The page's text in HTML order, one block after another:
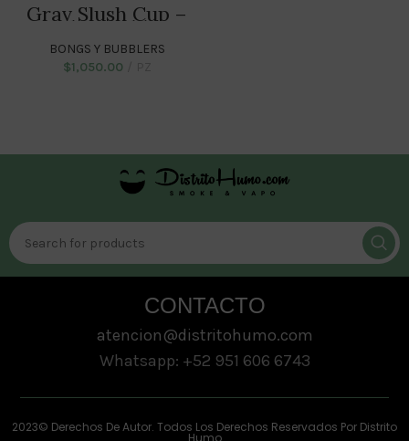
Grav Slush Cup –
Pocket Bubbler
BONGS Y BUBBLERS
$1,050.00
CONTACTO
atencion@distritohumo.com
Whatsapp: +52 951 606 6743
2023© Derechos De Autor. Todos Los Derechos Reservados Por Distrito
Humo